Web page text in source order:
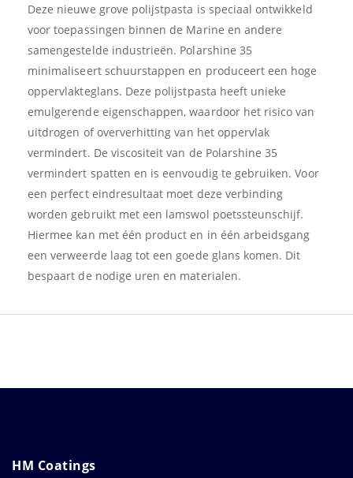
Deze nieuwe grove polijstpasta is speciaal ontwikkeld
voor toepassingen binnen de Marine en andere
samengestelde industrieën. Polarshine 35
minimaliseert schuurstappen en produceert een hoge
oppervlakteglans. Deze polijstpasta heeft unieke
emulgerende eigenschappen, waardoor het risico van
uitdrogen of oververhitting van het oppervlak
vermindert. De viscositeit van de Polarshine 35
vermindert spatten en is eenvoudig te gebruiken. Voor
een perfect eindresultaat moet deze verbinding
worden gebruikt met een lamswol poetssteunschijf.
Hiermee kan met één product en in één arbeidsgang
een verweerde laag tot een goede glans komen. Dit
bespaart de nodige uren en materialen.
HM Coatings